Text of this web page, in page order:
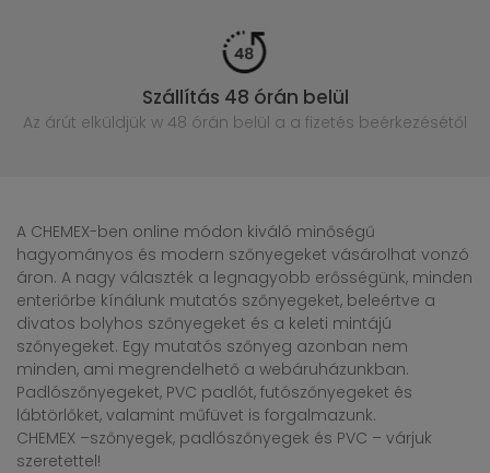
Szállítás 48 órán belül
Az árút elküldjük w 48 órán belül a a fizetés beérkezésétől
A CHEMEX-ben online módon kiváló minőségű
hagyományos és modern szőnyegeket vásárolhat vonzó
áron. A nagy választék a legnagyobb erősségünk, minden
enteriőrbe kínálunk mutatós szőnyegeket, beleértve a
divatos bolyhos szőnyegeket és a keleti mintájú
szőnyegeket. Egy mutatós szőnyeg azonban nem
minden, ami megrendelhető a webáruházunkban.
Padlószőnyegeket, PVC padlót, futószőnyegeket és
lábtörlőket, valamint műfüvet is forgalmazunk.
CHEMEX –szőnyegek, padlószőnyegek és PVC – várjuk
szeretettel!